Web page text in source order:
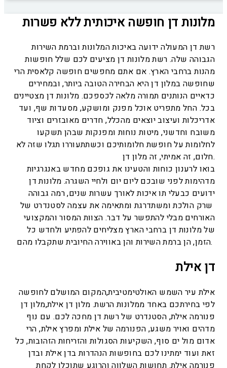
מלונות דן חופשה איכותית ללא פשרות
רשת דן המעולה ידועה באיכות המלונות וברמת השירות
הגבוהה שלה. רשת מלונות דן מציעים לכם שלל חופשות
מהנות ברחבי הארץ. אם אתם מחפשים חופשה קלאסית הרי
שחופשה במלון דן היא הבחירה הטובה ביותר, ובמחירים
כדאיים הנותנים תמורה מלאה לכספכם. מלונות דן מצטיינים
בכל. החל מתפריט אוכל מפנק ומושקע, מסעדות שף, ועד
אדריכלות ועיצוב יוצאים מהכלל, חדרים מאובזרים וציוד
משובח וחדשני, מיטות נוחות ומפנקות שבהן תשקעו
לחלומות על חופשת חלומותיכם וכשתתעוררו תגלו שזה לא
חלום, זה אמיתי, זה מלון דן.
בואו לרענון כוחות והטעינו את גופכם מחדש באנגרגיות
מדהימות לפני שובכם ליום יום ולחיי השגרה. מלונות דן
ידועים כבעלי תו איכות לאורך עשרות שנים, רמה גבוהה
שרק הולכת ומשתדרגת ומתאימה את עצמה לסטנדרט של
האורחים מבלי להתפשר על דבר. הצוות המסור והמקצועי
של מלונות דן ברחבי הארץ מצליחים להפתיע ולחדש כל
הזמן, הן ברמת השירות והן באווירה החיובית שתקבלו מהם.
דן אילת
אילת עיר השמש האולטימטיבית,המקום המושלם לחופשה
לפי בחירתכם באחד ממלונות הרשת. מלון דן אילת,מלון דן
פנורמה אילת, הסטנדרט של רשת דן מחכה לכם. עם נוף
מדהים ואויר משגע, הפנורמה של אילת ומפרץ אילת, הרי
אדום מול ים סוף, השקיעות הסגולות והזריחות הזהובות, כל
זאת ועוד ימתינו לכם בחופשות הנהדרות בדן אילת ובדן